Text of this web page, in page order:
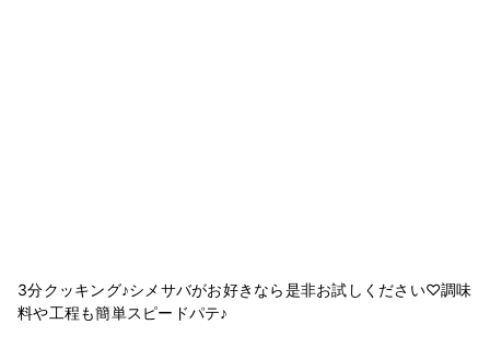
3分クッキング♪シメサバがお好きなら是非お試しください♡調味
料や工程も簡単スピードパテ♪